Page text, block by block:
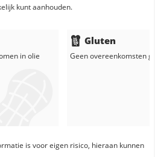
kunt aanhouden.
inolie
Gluten
Geen overeenkomsten
is voor eigen risico, hieraan kunnen